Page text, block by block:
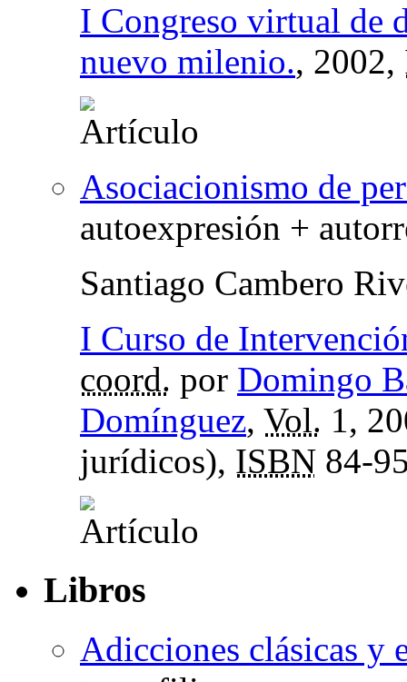
I Congreso virtual de
nuevo milenio., 2002,
Asociacionismo de
autoexpresión +
Santiago Cambero
I Curso de
coord. por Domingo
Domínguez, Vol. 1,
jurídicos), ISBN 84-
Libros
Adicciones clásicas y